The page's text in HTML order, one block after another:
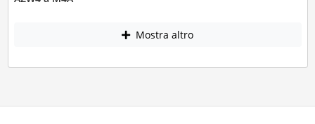
Mostra altro